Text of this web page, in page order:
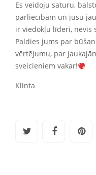
Es veidoju saturu,
pārliecībām un jūsu
ir viedokļu līderi, nevis
Paldies jums par
vērtējumu, par
sveicieniem vakar!
Klinta